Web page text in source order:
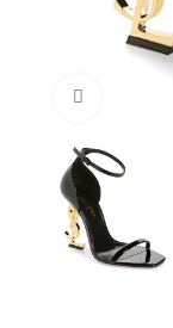
Clique